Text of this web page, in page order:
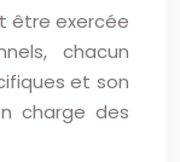
être exercée
chacun
et son
charge des